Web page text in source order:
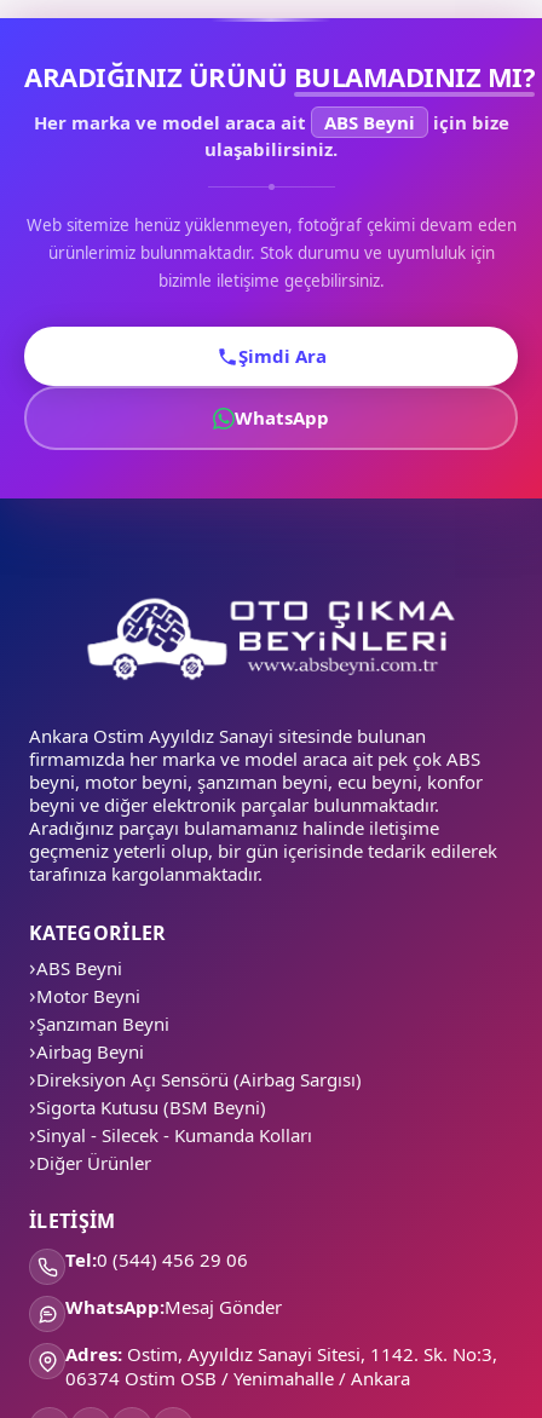
ARADIĞINIZ ÜRÜNÜ BULAMADINIZ MI?
Her marka ve model araca ait ABS Beyni
için bize
ulaşabilirsiniz.
Web sitemize henüz yüklenmeyen, fotoğraf çekimi devam eden
ürünlerimiz bulunmaktadır. Stok durumu ve uyumluluk için
bizimle iletişime geçebilirsiniz.
Şimdi Ara
WhatsApp
Ankara Ostim Ayyıldız Sanayi sitesinde bulunan
firmamızda her marka ve model araca ait pek çok ABS
beyni, motor beyni, şanzıman beyni, ecu beyni, konfor
beyni ve diğer elektronik parçalar bulunmaktadır.
Aradığınız parçayı bulamamanız halinde iletişime
geçmeniz yeterli olup, bir gün içerisinde tedarik edilerek
tarafınıza kargolanmaktadır.
KATEGORİLER
ABS Beyni
Motor Beyni
Şanzıman Beyni
Airbag Beyni
Direksiyon Açı Sensörü (Airbag Sargısı)
Sigorta Kutusu (BSM Beyni)
Sinyal - Silecek - Kumanda Kolları
Diğer Ürünler
İLETİŞİM
Tel:0 (544) 456 29 06
WhatsApp:Mesaj Gönder
Adres: Ostim, Ayyıldız Sanayi Sitesi, 1142. Sk. No:3,
06374 Ostim OSB / Yenimahalle / Ankara